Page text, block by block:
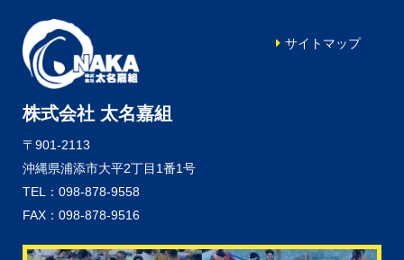
株式会社 太名嘉組
〒901-2113
沖縄県浦添市大平2丁目1番1号
TEL：098-878-9558
FAX：098-878-9516
サイトマップ